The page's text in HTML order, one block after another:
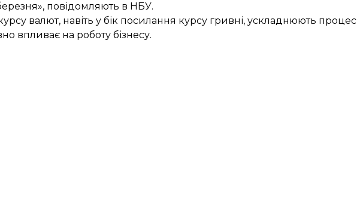
повідомляють в НБУ.
валют, навіть у бік посилання курсу гривні, ускладнюють процес
впливає на роботу бізнесу.